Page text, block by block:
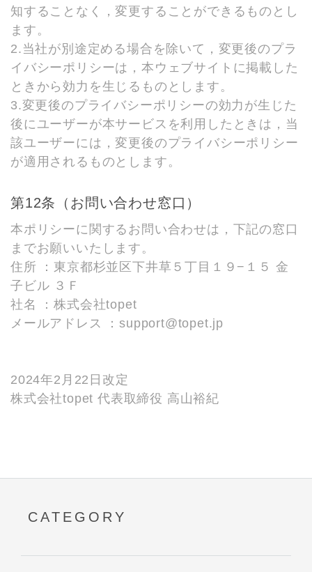
知することなく，変更することができるものとし
ます。
2.当社が別途定める場合を除いて，変更後のプラ
イバシーポリシーは，本ウェブサイトに掲載した
ときから効力を生じるものとします。
3.変更後のプライバシーポリシーの効力が生じた
後にユーザーが本サービスを利用したときは，当
該ユーザーには，変更後のプライバシーポリシー
が適用されるものとします。
第12条（お問い合わせ窓口）
本ポリシーに関するお問い合わせは，下記の窓口
までお願いいたします。
住所 ：東京都杉並区下井草５丁目１９−１５ 金
子ビル ３Ｆ
社名 ：株式会社topet
メールアドレス ：support@topet.jp
2024年2月22日改定
株式会社topet 代表取締役 高山裕紀
CATEGORY